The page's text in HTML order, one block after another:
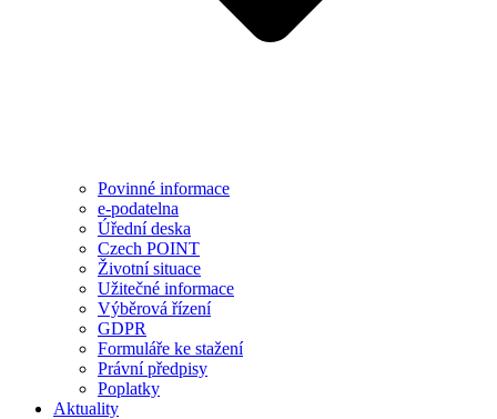
Povinné informace
e-podatelna
Úřední deska
Czech POINT
Životní situace
Užitečné informace
Výběrová řízení
GDPR
Formuláře ke stažení
Právní předpisy
Poplatky
Aktuality